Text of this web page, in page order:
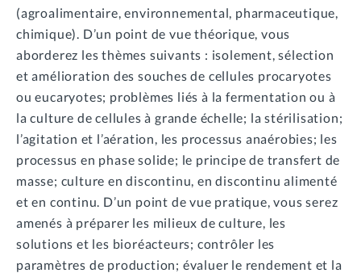
(agroalimentaire, environnemental, pharmaceutique,
chimique). D’un point de vue théorique, vous
aborderez les thèmes suivants : isolement, sélection
et amélioration des souches de cellules procaryotes
ou eucaryotes; problèmes liés à la fermentation ou à
la culture de cellules à grande échelle; la stérilisation;
l’agitation et l’aération, les processus anaérobies; les
processus en phase solide; le principe de transfert de
masse; culture en discontinu, en discontinu alimenté
et en continu. D’un point de vue pratique, vous serez
amenés à préparer les milieux de culture, les
solutions et les bioréacteurs; contrôler les
paramètres de production; évaluer le rendement et la